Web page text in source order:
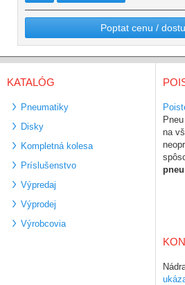
Poptat cenu /
KATALÓG
Pneumatiky
Disky
Kompletná kolesa
Príslušenstvo
Výpredaj
Výprodej
Výrobcovia
na